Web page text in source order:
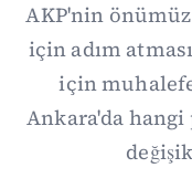
AKP'nin
için adım
için
Ankara'da